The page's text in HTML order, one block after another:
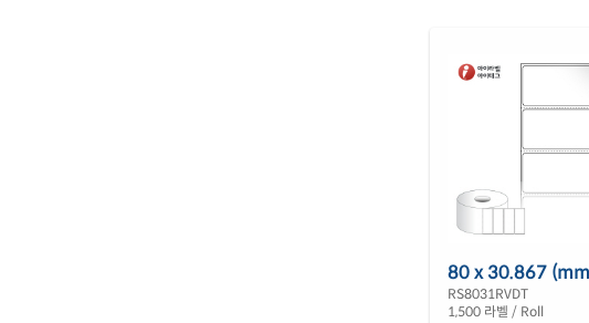
80 x 30.867
RS8031RVDT
1,500 라벨 / Roll